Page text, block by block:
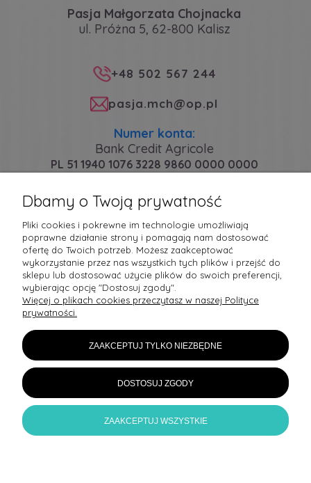
POMOC
MOJE KONTO
PŁATNOŚCI I DOSTAWA
Pasja Małgorzata Chojnacka
ul. Próżna 5, 62-800 Kalisz
+48 502 567 244
pasja.mch@op.pl
Numer konta:
Bank Credit Agricole
PL 51 1940 1076 3228 9860 0000 0000
Sledź nas na:
Wszelkie prawa zastrzeżone.
© 2022 Pasja Małgorzata Chojnacka
Sklep internetowy Shoper.pl
Dbamy o Twoją prywatność
Pliki cookies i pokrewne im technologie umożliwiają
poprawne działanie strony i pomagają nam dostosować
ofertę do Twoich potrzeb. Możesz zaakceptować
wykorzystanie przez nas wszystkich tych plików i przejść do
sklepu lub dostosować użycie plików do swoich preferencji,
wybierając opcję "Dostosuj zgody".
Więcej o plikach cookies przeczytasz w naszej Polityce
prywatności.
ZAAKCEPTUJ TYLKO NIEZBĘDNE
DOSTOSUJ ZGODY
ZAAKCEPTUJ WSZYSTKIE